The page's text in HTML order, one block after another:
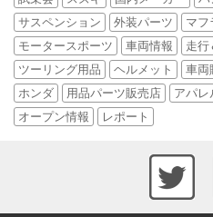
サスペンション
外装パーツ マフ
モータースポーツ
車両情報 走行
ツーリング用品
ヘルメット 車両
ホンダ
用品パーツ販売店 アパレ
オープン情報
レポート